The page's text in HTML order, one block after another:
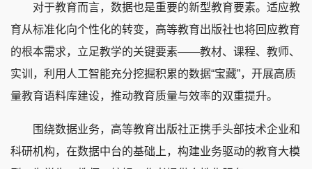
对于教育而言，数据也是重要的新型教育要素。适应教
育从标准化向个性化的转变，高等教育出版社也将回应教育
的根本需求，立足教学的关键要素——教材、课程、教师、
实训，利用人工智能充分挖掘积累的数据“宝藏”，开展高质
量教育语料库建设，推动教育质量与效率的双重提升。
围绕数据业务，高等教育出版社正携手头部技术企业和
科研机构，在数据中台的基础上，构建业务驱动的教育大模